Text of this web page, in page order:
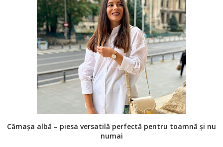
Cămașa albă – piesa versatilă perfectă pentru toamnă și nu
numai